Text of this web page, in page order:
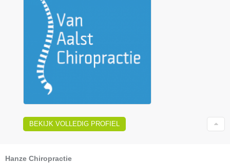
BEKIJK VOLLEDIG PROFIEL
Hanze Chiropractie